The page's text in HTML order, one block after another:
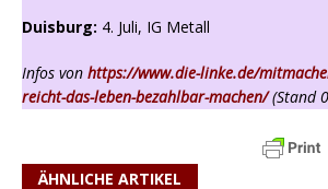
Duisburg: 4. Juli, IG Metall
Infos von https://www.die-linke.de/
reicht-das-leben-bezahlbar-machen/(Stand
ÄHNLICHE ARTIKEL